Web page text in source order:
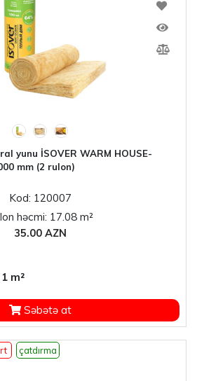
mm (2 rulon)
Kod: 120007
həcmi: 17.08 m²
35.00 AZN
1 m²
Səbətə at
çatdırma